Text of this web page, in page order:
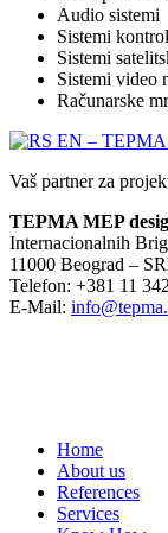
Audio sistemi
Sistemi
Sistemi
Sistemi video
Računarske
Vaš partner za
TEPMA MEP
Internacionalnih
11000 Beograd –
Telefon: +381 11
E-Mail:
Home
About us
References
Services